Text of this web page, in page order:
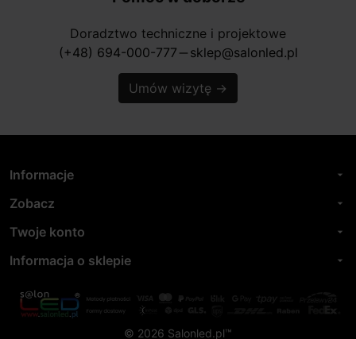
Doradztwo techniczne i projektowe
(+48) 694-000-777 horizontal_rule sklep@salonled.pl
Umów wizytę →
Informacje arrow_drop_down
Zobacz arrow_drop_down
Twoje konto arrow_drop_down
Informacja o sklepie arrow_drop_down
© 2026 Salonled.pl™